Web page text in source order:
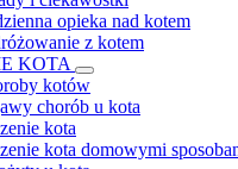
opieka nad kotem
z kotem
KOTA
kotów
chorób u kota
kota
kota domowymi